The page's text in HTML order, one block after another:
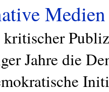
Medien
Jahre die